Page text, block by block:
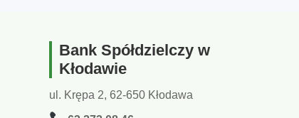
Bank Spółdzielczy w
Kłodawie
ul. Krępa 2, 62-650 Kłodawa